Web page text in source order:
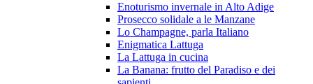
Enoturismo invernale in Alto Adige
Prosecco solidale a le Manzane
Lo Champagne, parla Italiano
Enigmatica Lattuga
La Lattuga in cucina
La Banana: frutto del Paradiso e dei